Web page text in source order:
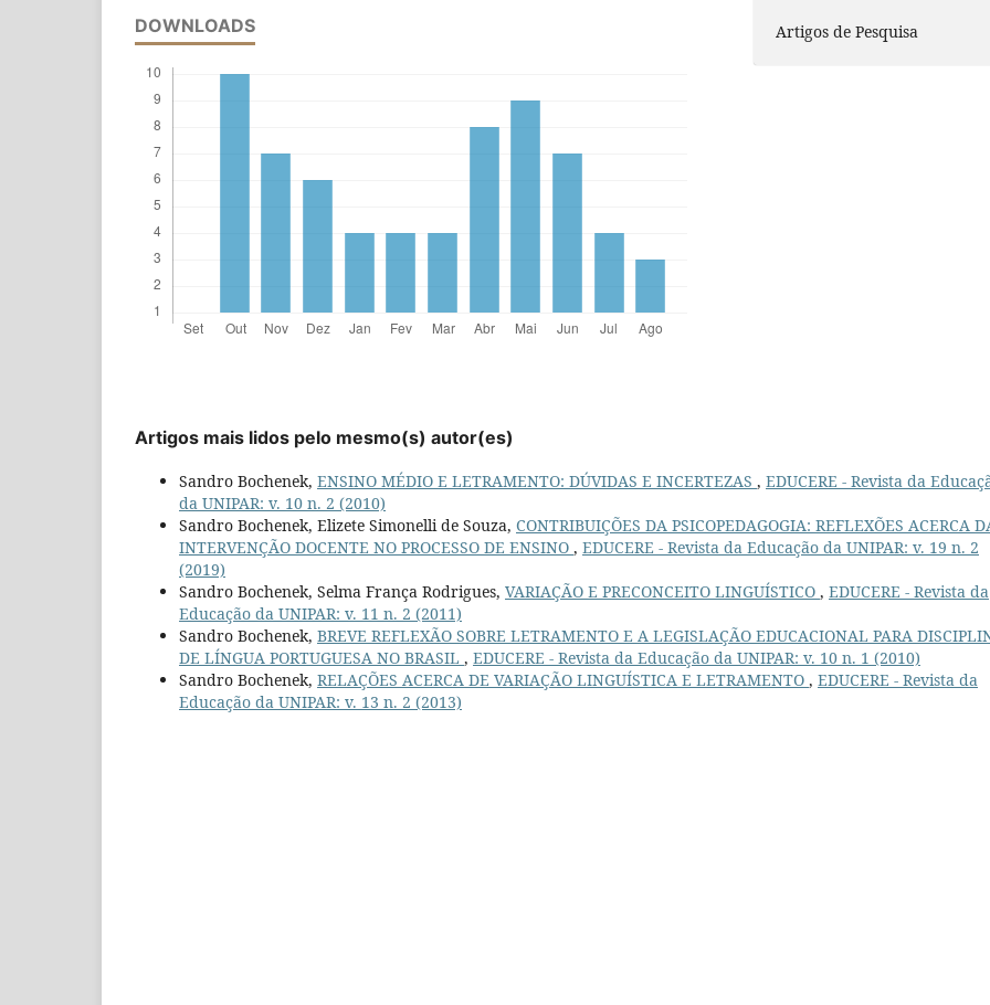
DOWNLOADS Artigos de Pesquisa
Artigos mais lidos pelo mesmo(s) autor(es)
Sandro Bochenek, ENSINO MÉDIO E LETRAMENTO: DÚVIDAS E INCERTEZAS , EDUCERE - Revista da
da UNIPAR: v. 10 n. 2 (2010)
Sandro Bochenek, Elizete Simonelli de Souza, CONTRIBUIÇÕES DA PSICOPEDAGOGIA: REFLEXÕES ACERCA
INTERVENÇÃO DOCENTE NO PROCESSO DE ENSINO , EDUCERE - Revista da Educação da UNIPAR: v. 19 n. 2
(2019)
Sandro Bochenek, Selma França Rodrigues, VARIAÇÃO E PRECONCEITO LINGUÍSTICO , EDUCERE - Revista da
Educação da UNIPAR: v. 11 n. 2 (2011)
Sandro Bochenek, BREVE REFLEXÃO SOBRE LETRAMENTO E A LEGISLAÇÃO EDUCACIONAL PARA
DE LÍNGUA PORTUGUESA NO BRASIL , EDUCERE - Revista da Educação da UNIPAR: v. 10 n. 1 (2010)
Sandro Bochenek, RELAÇÕES ACERCA DE VARIAÇÃO LINGUÍSTICA E LETRAMENTO , EDUCERE - Revista da
Educação da UNIPAR: v. 13 n. 2 (2013)